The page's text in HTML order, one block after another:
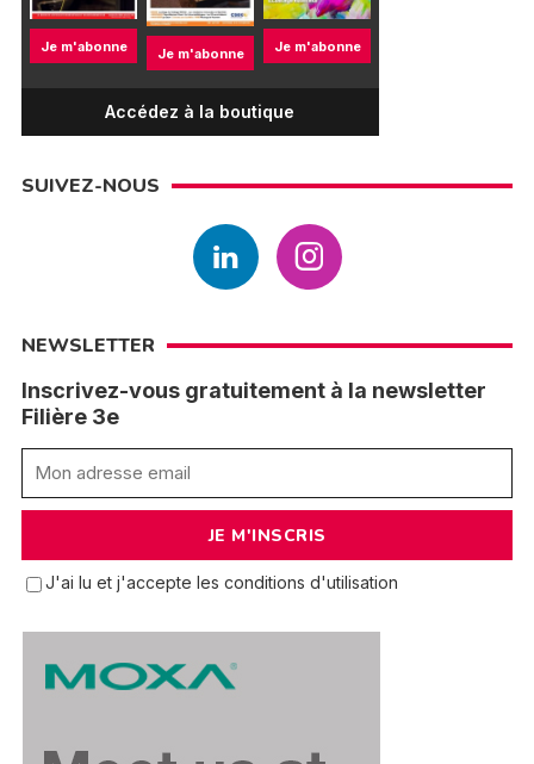
Je m'abonne Je m'abonne Je m'abonne
Accédez à la boutique
SUIVEZ-NOUS
NEWSLETTER
Inscrivez-vous gratuitement à la newsletter
Filière 3e
J'ai lu et j'accepte les conditions d'utilisation